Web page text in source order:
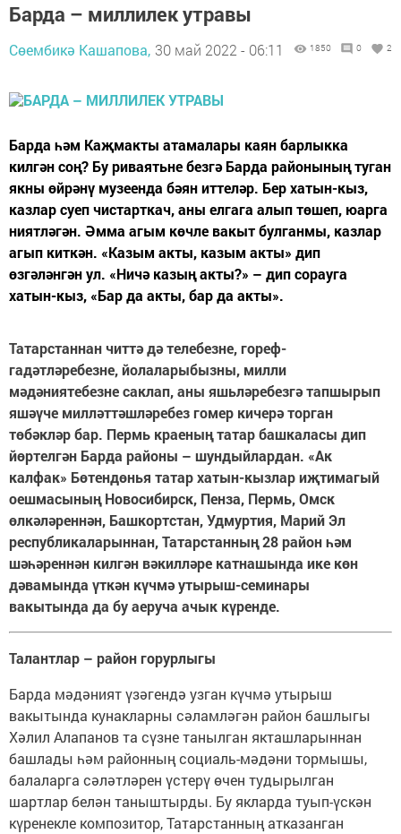
Барда – миллилек утравы
Сөембикә Кашапова, 30 май 2022 - 06:11 1850 0 2
Барда һәм Каҗмакты атамалары каян барлыкка
килгән соң? Бу риваятьне безгә Барда районының туган
якны өйрәнү музеенда бәян иттеләр. Бер хатын-кыз,
казлар суеп чистарткач, аны елгага алып төшеп, юарга
ниятләгән. Әмма агым көчле вакыт булганмы, казлар
агып киткән. «Казым акты, казым акты» дип
өзгәләнгән ул. «Ничә казың акты?» – дип сорауга
хатын-кыз, «Бар да акты, бар да акты».
Татарстаннан читтә дә телебезне, гореф-
гадәтләребезне, йолаларыбызны, милли
мәдәниятебезне саклап, аны яшьләребезгә тапшырып
яшәүче милләттәшләребез гомер кичерә торган
төбәкләр бар. Пермь краеның татар башкаласы дип
йөртелгән Барда районы – шундыйлардан. «Ак
калфак» Бөтендөнья татар хатын-кызлар иҗтимагый
оешмасының Новосибирск, Пенза, Пермь, Омск
өлкәләреннән, Башкортстан, Удмуртия, Марий Эл
республикаларыннан, Татарстанның 28 район һәм
шәһәреннән килгән вәкилләре катнашында ике көн
дәвамында үткән күчмә утырыш-семинары
вакытында да бу аеруча ачык күренде.
Талантлар – район горурлыгы
Барда мәдәният үзәгендә узган күчмә утырыш
вакытында кунакларны сәламләгән район башлыгы
Хәлил Алапанов та сүзне танылган якташларыннан
башлады һәм районның социаль-мәдәни тормышы,
балаларга сәләтләрен үстерү өчен тудырылган
шартлар белән таныштырды. Бу якларда туып-үскән
күренекле композитор, Татарстанның атказанган